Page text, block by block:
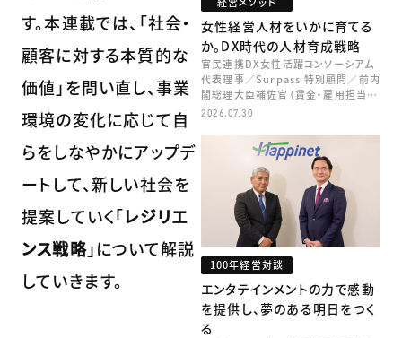
す。本連載では、「社会・
顧客に対する本質的な
価値」を問い直し、事業
環境の変化に応じて自
らをしなやかにアップデ
ートして、新しい社会を
提案していく「レジリエ
ンス戦略」について解説
していきます。
女性経営人材をいかに育てる
か。DX時代の人材育成戦略
官民連携DX女性活躍コンソーシアム
代表理事／Surpass 特別顧問／前内
閣総理大臣補佐官（賃金・雇用担当）
矢田 稚子
2026.07.30
100年経営対談
エンタテインメントの力で感動
を提供し、夢のある明日をつく
る